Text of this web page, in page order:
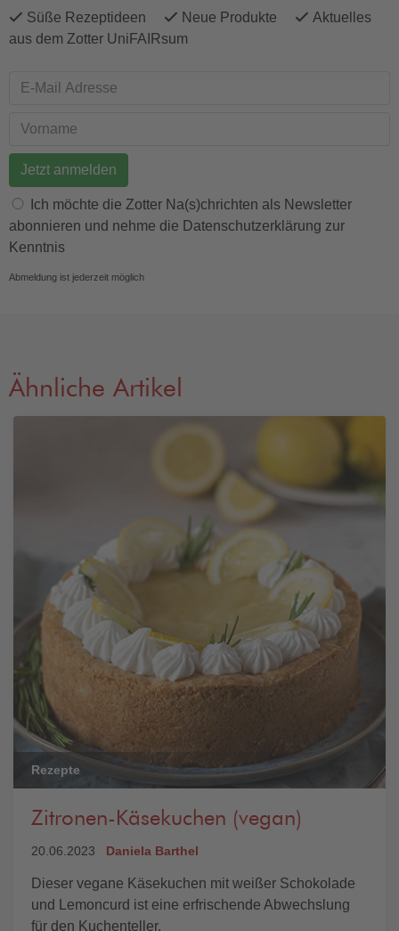
Süße Rezeptideen
Neue Produkte
Aktuelles
aus dem Zotter UniFAIRsum
E-Mail Adresse
Vorname
Ich möchte die Zotter Na(s)chrichten als Newsletter
abonnieren und nehme die Datenschutzerklärung zur
Kenntnis
Abmeldung ist jederzeit möglich
Ähnliche Artikel
Rezepte
Zitronen-Käsekuchen (vegan)
20.06.2023 Daniela Barthel
Dieser vegane Käsekuchen mit weißer Schokolade
und Lemoncurd ist eine erfrischende Abwechslung
für den Kuchenteller.